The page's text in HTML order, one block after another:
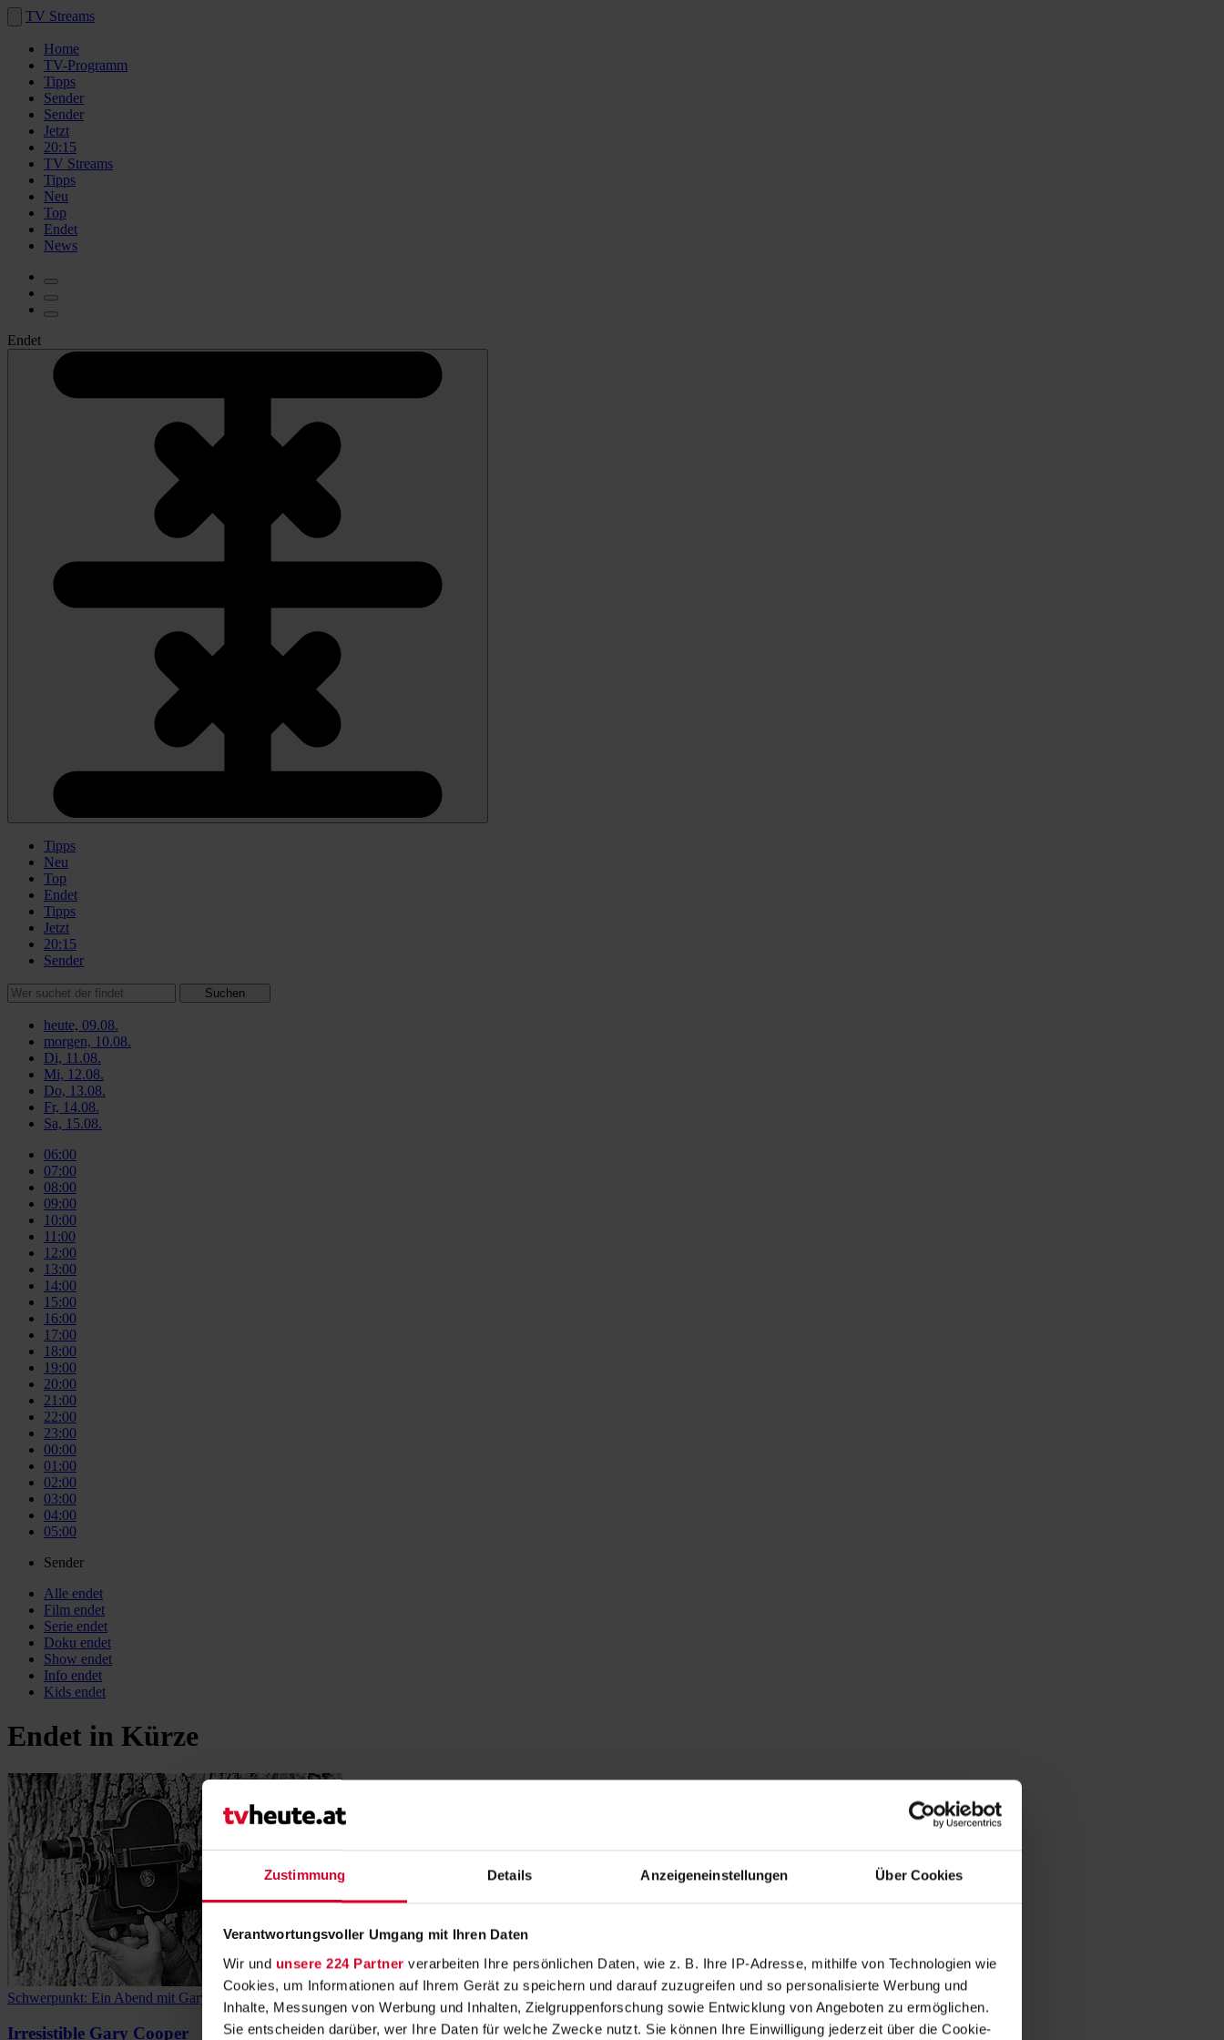
Zustimmung Details Anzeigeneinstellungen Über Cookies
Verantwortungsvoller Umgang mit Ihren Daten
Wir und unsere 224 Partner verarbeiten Ihre persönlichen Daten, wie z. B. Ihre IP-Adresse, mithilfe von Technologien wie
Cookies, um Informationen auf Ihrem Gerät zu speichern und darauf zuzugreifen und so personalisierte Werbung und
Inhalte, Messungen von Werbung und Inhalten, Zielgruppenforschung sowie Entwicklung von Angeboten zu ermöglichen.
Sie entscheiden darüber, wer Ihre Daten für welche Zwecke nutzt. Sie können Ihre Einwilligung jederzeit über die Cookie-
TV Streams
Home
TV-Programm
Tipps
Sender
Sender
Jetzt
20:15
TV Streams
Tipps
Neu
Top
Endet
News
Endet
Tipps
Neu
Top
Endet
Tipps
Jetzt
20:15
Sender
Suchen
heute, 09.08.
morgen, 10.08.
Di, 11.08.
Mi, 12.08.
Do, 13.08.
Fr, 14.08.
Sa, 15.08.
06:00
07:00
08:00
09:00
10:00
11:00
12:00
13:00
14:00
15:00
16:00
17:00
18:00
19:00
20:00
21:00
22:00
23:00
00:00
01:00
02:00
03:00
04:00
05:00
Sender
Alle endet
Film endet
Serie endet
Doku endet
Show endet
Info endet
Kids endet
Endet in Kürze
Schwerpunkt: Ein Abend mit Gary Cooper
Irresistible Gary Cooper